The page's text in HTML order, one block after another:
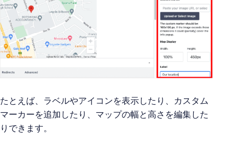
たとえば、ラベルやアイコンを表示したり、カスタム
マーカーを追加したり、マップの幅と高さを編集した
りできます。